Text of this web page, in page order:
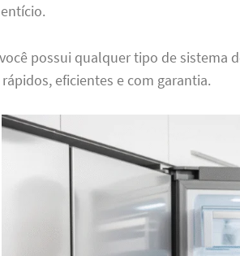
possui qualquer tipo de sistema
eficientes e com garantia.